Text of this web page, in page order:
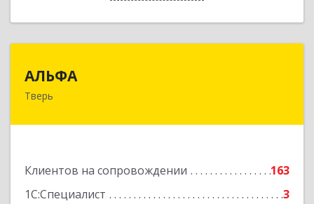
АЛЬФА
Тверь
Клиентов на сопровождении
163
1С:Специалист
3
170002, Тверская обл, Тверь г, Чайковского пр-